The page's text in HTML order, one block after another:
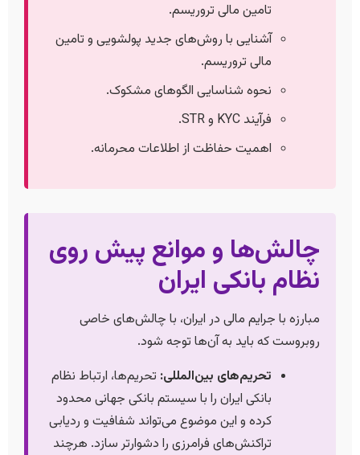
تامین مالی تروریسم.
آشنایی با روش‌های جدید پولشویی و تامین
مالی تروریسم.
نحوه شناسایی الگوهای مشکوک.
فرآیند KYC و STR.
اهمیت حفاظت از اطلاعات محرمانه.
چالش‌ها و موانع پیش روی
نظام بانکی ایران
مبارزه با جرایم مالی در ایران، با چالش‌های خاصی
روبروست که باید به آن‌ها توجه شود.
تحریم‌های بین‌المللی: تحریم‌ها، ارتباط نظام
بانکی ایران را با سیستم بانکی جهانی محدود
کرده و این موضوع می‌تواند شفافیت و ردیابی
تراکنش‌های فرامرزی را دشوارتر سازد. هرچند